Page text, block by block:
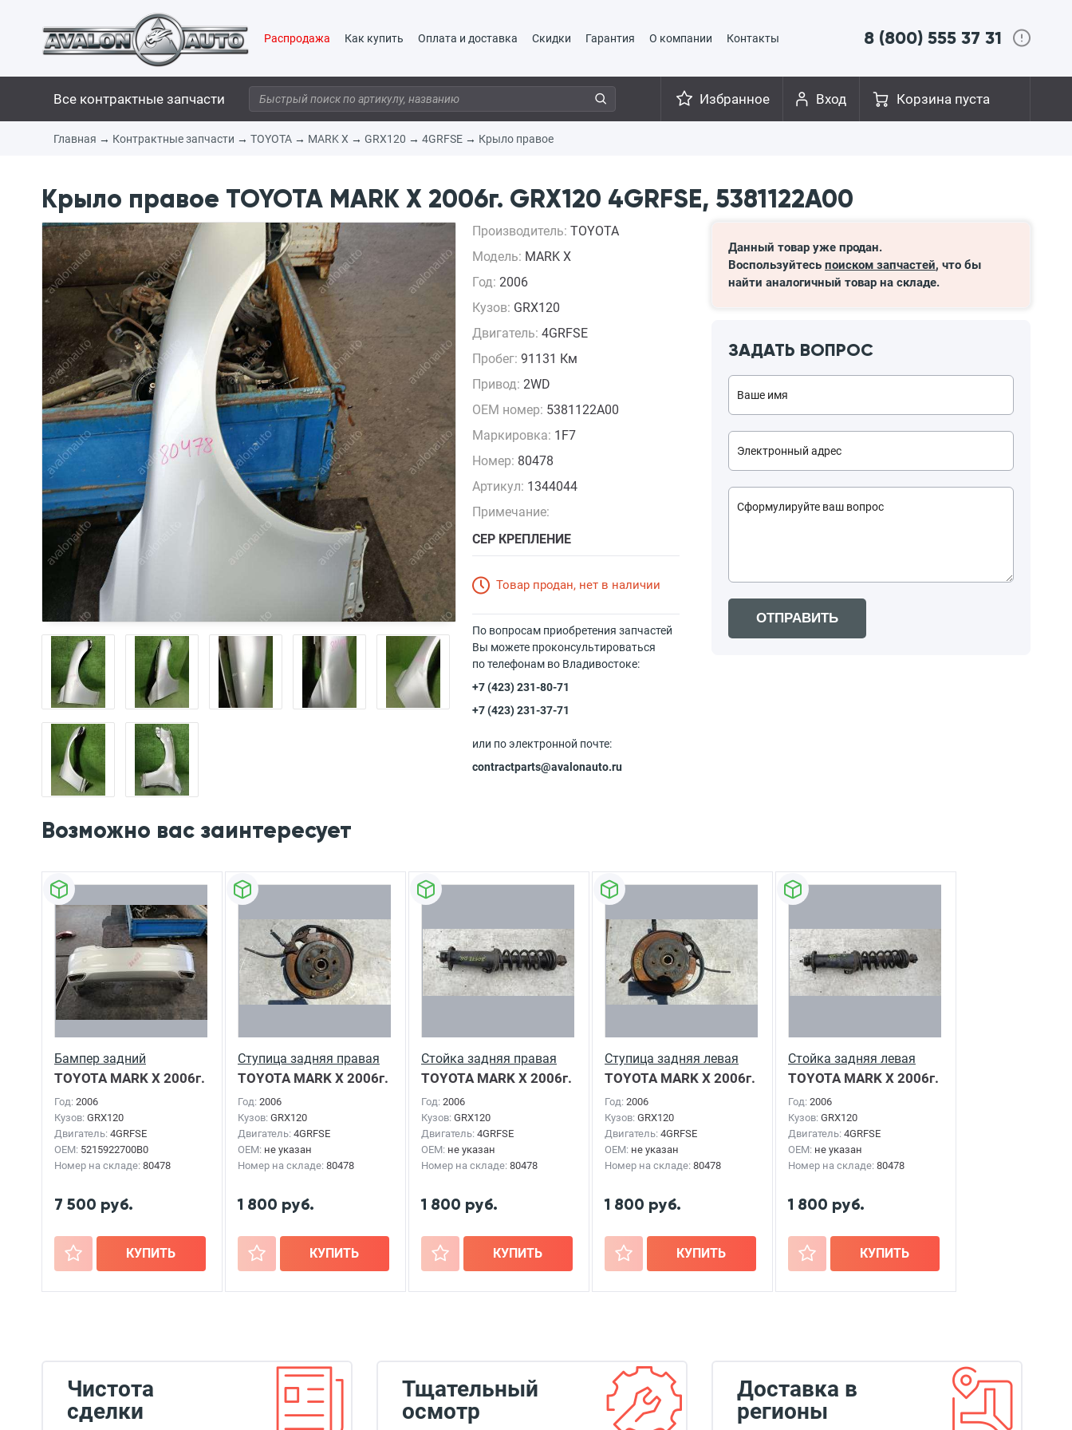
Распродажа Как купить Оплата и доставка Скидки Гарантия О компании Контакты 8 (800) 555 37 31
Все контрактные запчасти Корзина пуста
Вход
Избранное
Главная → Контрактные запчасти → TOYOTA → MARK X → GRX120 → 4GRFSE → Крыло правое
Крыло правое TOYOTA MARK X 2006г. GRX120 4GRFSE, 5381122A00
Производитель: TOYOTA
Модель: MARK X
Год: 2006
Кузов: GRX120
Двигатель: 4GRFSE
Пробег: 91131 Км
Привод: 2WD
OEM номер: 5381122A00
Маркировка: 1F7
Номер: 80478
Артикул: 1344044
Примечание:
СЕР КРЕПЛЕНИЕ
Товар продан, нет в наличии
По вопросам приобретения запчастей
Вы можете проконсультироваться
по телефонам во Владивостоке:
+7 (423) 231-80-71
+7 (423) 231-37-71
или по электронной почте:
contractparts@avalonauto.ru
Данный товар уже продан.
Воспользуйтесь поиском запчастей, что бы
найти аналогичный товар на складе.
ЗАДАТЬ ВОПРОС
ОТПРАВИТЬ
Возможно вас заинтересует
Бампер задний
TOYOTA MARK X 2006г.
Год: 2006
Кузов: GRX120
Двигатель: 4GRFSE
OEM: 5215922700B0
Номер на складе: 80478
7 500 руб.
+ КУПИТЬ
Ступица задняя правая
TOYOTA MARK X 2006г.
Год: 2006
Кузов: GRX120
Двигатель: 4GRFSE
OEM: не указан
Номер на складе: 80478
1 800 руб.
+ КУПИТЬ
Стойка задняя правая
TOYOTA MARK X 2006г.
Год: 2006
Кузов: GRX120
Двигатель: 4GRFSE
OEM: не указан
Номер на складе: 80478
1 800 руб.
+ КУПИТЬ
Ступица задняя левая
TOYOTA MARK X 2006г.
Год: 2006
Кузов: GRX120
Двигатель: 4GRFSE
OEM: не указан
Номер на складе: 80478
1 800 руб.
+ КУПИТЬ
Стойка задняя левая
TOYOTA MARK X 2006г.
Год: 2006
Кузов: GRX120
Двигатель: 4GRFSE
OEM: не указан
Номер на складе: 80478
1 800 руб.
+ КУПИТЬ
Чистота
сделки
Тщательный
осмотр
Доставка в
регионы